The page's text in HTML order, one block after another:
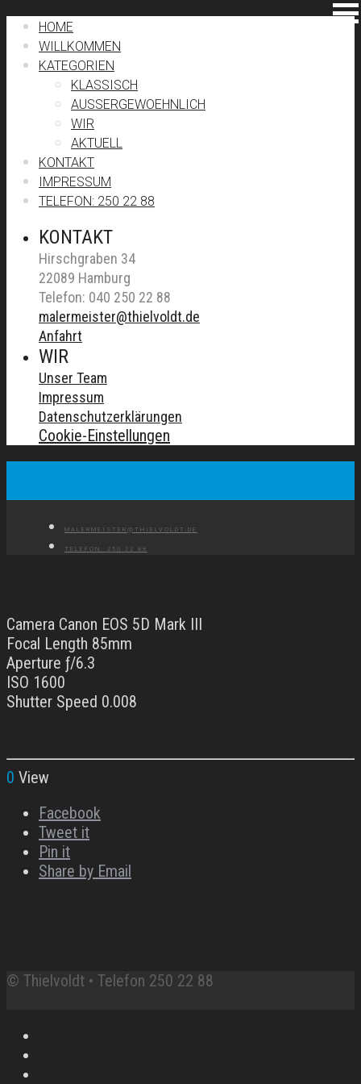
HOME
WILLKOMMEN
KATEGORIEN
KLASSISCH
AUSSERGEWOEHNLICH
WIR
AKTUELL
KONTAKT
IMPRESSUM
TELEFON: 250 22 88
KONTAKT
Hirschgraben 34
22089 Hamburg
Telefon: 040 250 22 88
malermeister@thielvoldt.de
Anfahrt
WIR
Unser Team
Impressum
Datenschutzerklärungen
Cookie-Einstellungen
MALERMEISTER@THIELVOLDT.DE
TELEFON: 250 22 88
Camera Canon EOS 5D Mark III
Focal Length 85mm
Aperture ƒ/6.3
ISO 1600
Shutter Speed 0.008
0 View
Facebook
Tweet it
Pin it
Share by Email
© Thielvoldt • Telefon 250 22 88